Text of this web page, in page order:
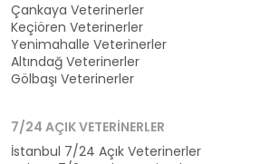
Çankaya Veterinerler
Keçiören Veterinerler
Yenimahalle Veterinerler
Altındağ Veterinerler
Gölbaşı Veterinerler
7/24 AÇIK VETERINERLER
İstanbul 7/24 Açık Veterinerler